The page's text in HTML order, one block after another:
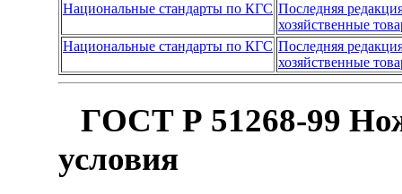
Национальные стандарты по КГС Последняя
хозяйственные
Национальные стандарты по КГС Последняя
хозяйственные
ГОСТ Р 51268-99
условия